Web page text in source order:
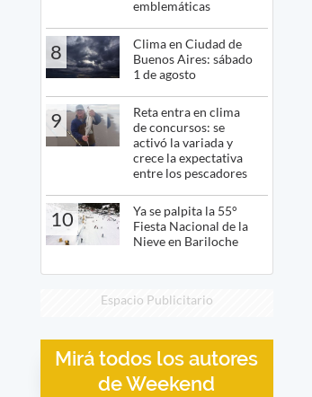
emblemáticas
8
Clima en Ciudad de
Buenos Aires: sábado
1 de agosto
9
Reta entra en clima
de concursos: se
activó la variada y
crece la expectativa
entre los pescadores
10
Ya se palpita la 55°
Fiesta Nacional de la
Nieve en Bariloche
Espacio Publicitario
Mirá todos los autores
de Weekend